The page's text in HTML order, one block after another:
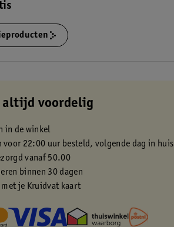
altijd voordelig
in de winkel
voor 22:00 uur besteld, volgende dag in huis
vanaf 50.00
binnen 30 dagen
je Kruidvat kaart